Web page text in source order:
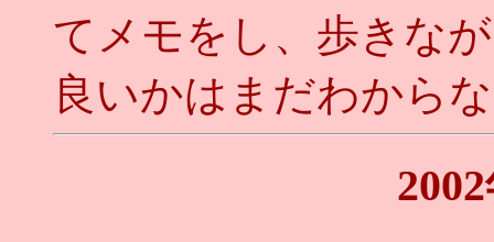
てメモをし、歩きな
良いかはまだわから